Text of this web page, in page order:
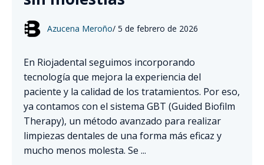
Azucena Meroño/ 5 de febrero de 2026
En Riojadental seguimos incorporando
tecnología que mejora la experiencia del
paciente y la calidad de los tratamientos. Por eso,
ya contamos con el sistema GBT (Guided Biofilm
Therapy), un método avanzado para realizar
limpiezas dentales de una forma más eficaz y
mucho menos molesta. Se ...